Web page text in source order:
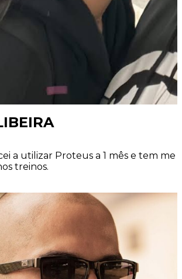
a utilizar Proteus a 1 mês e tem me
treinos.